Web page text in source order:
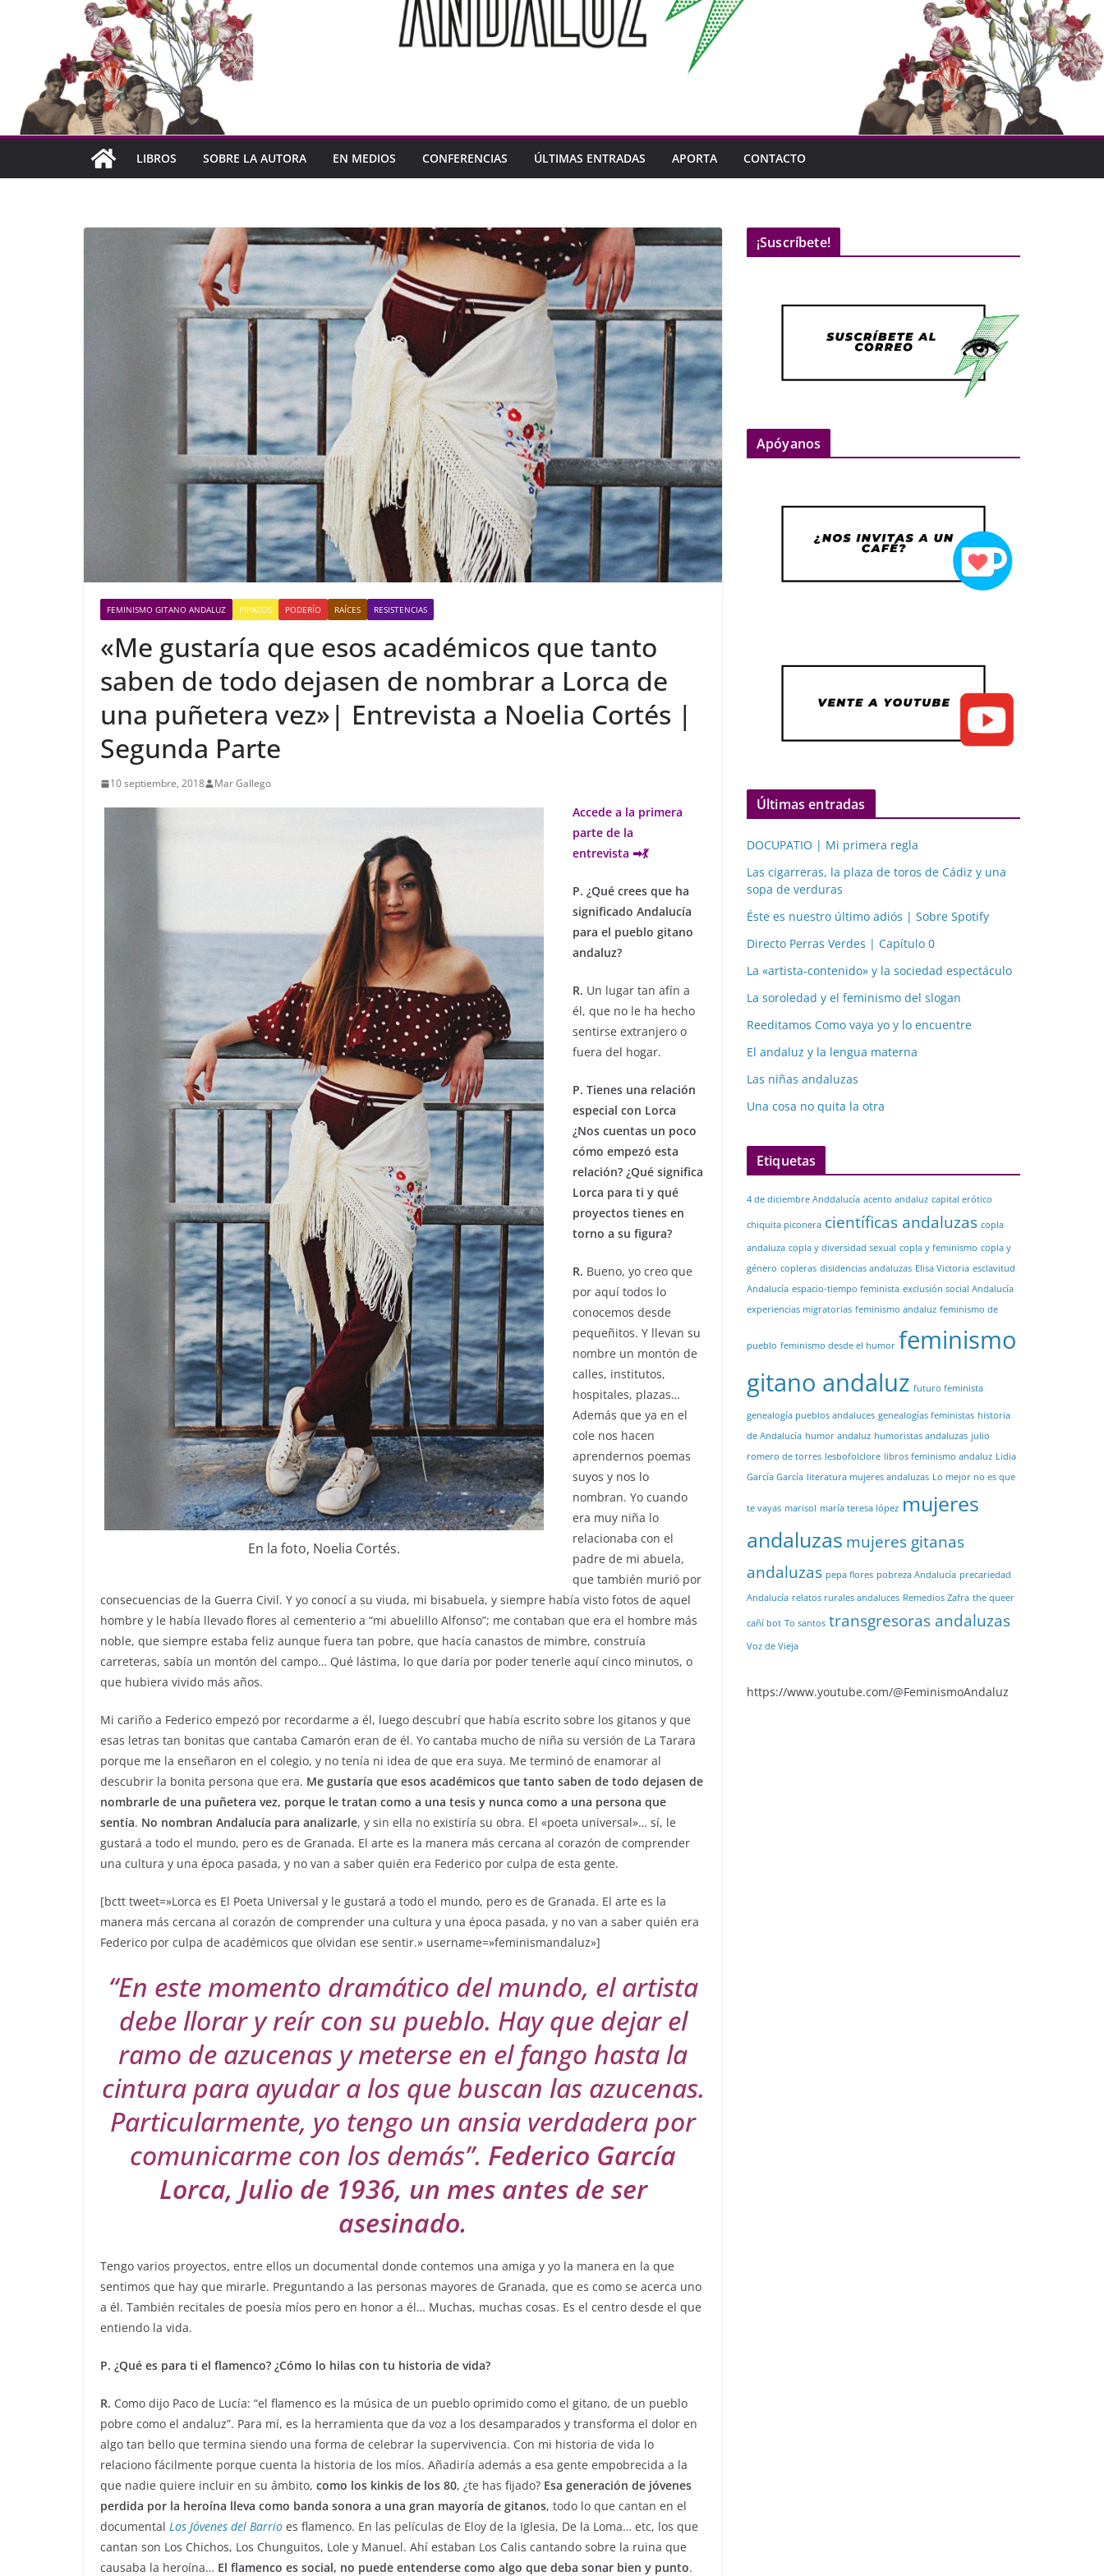
LIBROS SOBRE LA AUTORA EN MEDIOS CONFERENCIAS ÚLTIMAS ENTRADAS APORTA CONTACTO
FEMINISMO GITANO ANDALUZ PIPAZOS PODERÍO RAÍCES RESISTENCIAS
«Me gustaría que esos académicos que tanto
saben de todo dejasen de nombrar a Lorca de
una puñetera vez»| Entrevista a Noelia Cortés |
Segunda Parte
10 septiembre, 2018 Mar Gallego
En la foto, Noelia Cortés.
Accede a la primera
parte de la
entrevista ➡💃
P. ¿Qué crees que ha
significado Andalucía
para el pueblo gitano
andaluz?
R. Un lugar tan afín a
él, que no le ha hecho
sentirse extranjero o
fuera del hogar.
P. Tienes una relación
especial con Lorca
¿Nos cuentas un poco
cómo empezó esta
relación? ¿Qué significa
Lorca para ti y qué
proyectos tienes en
torno a su figura?
R. Bueno, yo creo que
por aquí todos lo
conocemos desde
pequeñitos. Y llevan su
nombre un montón de
calles, institutos,
hospitales, plazas…
Además que ya en el
cole nos hacen
aprendernos poemas
suyos y nos lo
nombran. Yo cuando
era muy niña lo
relacionaba con el
padre de mi abuela,
que también murió por
consecuencias de la Guerra Civil. Y yo conocí a su viuda, mi bisabuela, y siempre había visto fotos de aquel
hombre y le había llevado flores al cementerio a “mi abuelillo Alfonso”; me contaban que era el hombre más
noble, que siempre estaba feliz aunque fuera tan pobre, que hacía canastos de mimbre, construía
carreteras, sabía un montón del campo… Qué lástima, lo que daría por poder tenerle aquí cinco minutos, o
que hubiera vivido más años.
Mi cariño a Federico empezó por recordarme a él, luego descubrí que había escrito sobre los gitanos y que
esas letras tan bonitas que cantaba Camarón eran de él. Yo cantaba mucho de niña su versión de La Tarara
porque me la enseñaron en el colegio, y no tenía ni idea de que era suya. Me terminó de enamorar al
descubrir la bonita persona que era. Me gustaría que esos académicos que tanto saben de todo dejasen de
nombrarle de una puñetera vez, porque le tratan como a una tesis y nunca como a una persona que
sentía. No nombran Andalucía para analizarle, y sin ella no existiría su obra. El «poeta universal»… sí, le
gustará a todo el mundo, pero es de Granada. El arte es la manera más cercana al corazón de comprender
una cultura y una época pasada, y no van a saber quién era Federico por culpa de esta gente.
[bctt tweet=»Lorca es El Poeta Universal y le gustará a todo el mundo, pero es de Granada. El arte es la
manera más cercana al corazón de comprender una cultura y una época pasada, y no van a saber quién era
Federico por culpa de académicos que olvidan ese sentir.» username=»feminismandaluz»]
“En este momento dramático del mundo, el artista
debe llorar y reír con su pueblo. Hay que dejar el
ramo de azucenas y meterse en el fango hasta la
cintura para ayudar a los que buscan las azucenas.
Particularmente, yo tengo un ansia verdadera por
comunicarme con los demás”. Federico García
Lorca, Julio de 1936, un mes antes de ser
asesinado.
Tengo varios proyectos, entre ellos un documental donde contemos una amiga y yo la manera en la que
sentimos que hay que mirarle. Preguntando a las personas mayores de Granada, que es como se acerca uno
a él. También recitales de poesía míos pero en honor a él… Muchas, muchas cosas. Es el centro desde el que
entiendo la vida.
P. ¿Qué es para ti el flamenco? ¿Cómo lo hilas con tu historia de vida?
R. Como dijo Paco de Lucía: “el flamenco es la música de un pueblo oprimido como el gitano, de un pueblo
pobre como el andaluz”. Para mí, es la herramienta que da voz a los desamparados y transforma el dolor en
algo tan bello que termina siendo una forma de celebrar la supervivencia. Con mi historia de vida lo
relaciono fácilmente porque cuenta la historia de los míos. Añadiría además a esa gente empobrecida a la
que nadie quiere incluir en su ámbito, como los kinkis de los 80, ¿te has fijado? Esa generación de jóvenes
perdida por la heroína lleva como banda sonora a una gran mayoría de gitanos, todo lo que cantan en el
documental Los Jóvenes del Barrio es flamenco. En las películas de Eloy de la Iglesia, De la Loma… etc, los que
cantan son Los Chichos, Los Chunguitos, Lole y Manuel. Ahí estaban Los Calis cantando sobre la ruina que
causaba la heroína… El flamenco es social, no puede entenderse como algo que deba sonar bien y punto.
¡Suscríbete!
Apóyanos
Últimas entradas
DOCUPATIO | Mi primera regla
Las cigarreras, la plaza de toros de Cádiz y una
sopa de verduras
Éste es nuestro último adiós | Sobre Spotify
Directo Perras Verdes | Capítulo 0
La «artista-contenido» y la sociedad espectáculo
La soroledad y el feminismo del slogan
Reeditamos Como vaya yo y lo encuentre
El andaluz y la lengua materna
Las niñas andaluzas
Una cosa no quita la otra
Etiquetas
4 de diciembre Anddalucía acento andaluz capital erótico
chiquita piconera científicas andaluzas copla
andaluza copla y diversidad sexual copla y feminismo copla y
género copleras disidencias andaluzas Elisa Victoria esclavitud
Andalucía espacio-tiempo feminista exclusión social Andalucía
experiencias migratorias feminismo andaluz feminismo de
pueblo feminismo desde el humor feminismo
gitano andaluz futuro feminista
genealogía pueblos andaluces genealogías feministas historia
de Andalucía humor andaluz humoristas andaluzas julio
romero de torres lesbofolclore libros feminismo andaluz Lidia
García García literatura mujeres andaluzas Lo mejor no es que
te vayas marisol maría teresa lópez mujeres
andaluzas mujeres gitanas
andaluzas pepa flores pobreza Andalucía precariedad
Andalucía relatos rurales andaluces Remedios Zafra the queer
cañí bot To santos transgresoras andaluzas
Voz de Vieja
https://www.youtube.com/@FeminismoAndaluz